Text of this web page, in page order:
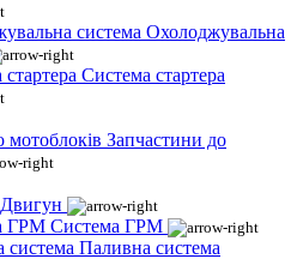
Охолоджувальна
Система стартера
Запчастини до
Двигун
Система ГРМ
Паливна система